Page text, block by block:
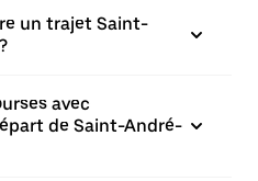
un trajet Saint-
avec
de Saint-André-